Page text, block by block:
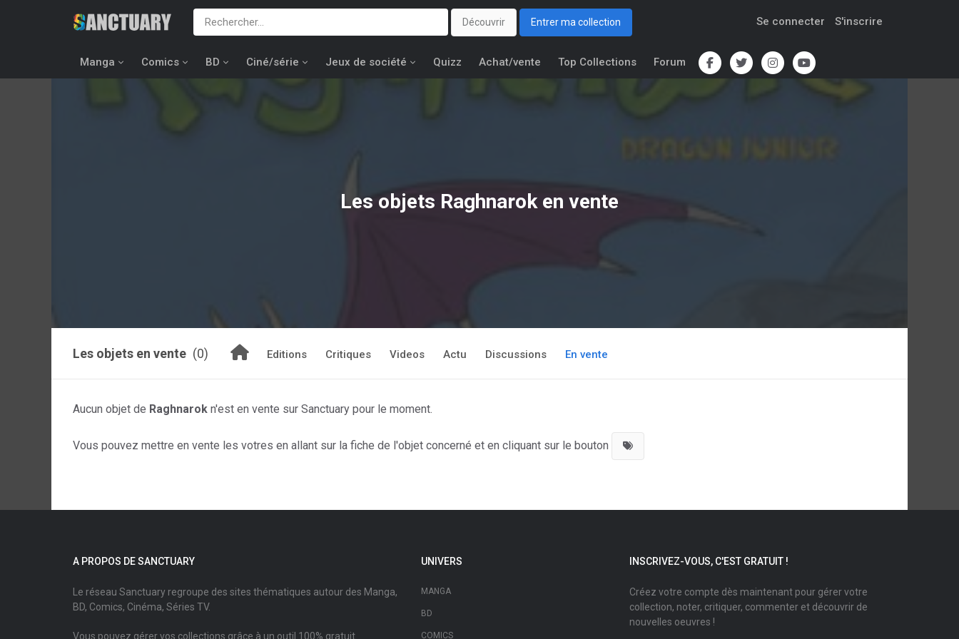
Découvrir Entrer ma collection Se connecter S'inscrire
Manga Comics BD Ciné/série Jeux de société Quizz Achat/vente Top Collections Forum
Les objets Raghnarok en vente
Les objets en vente (0) Editions Critiques Videos Actu Discussions En vente
Aucun objet de Raghnarok n'est en vente sur Sanctuary pour le moment.
Vous pouvez mettre en vente les votres en allant sur la fiche de l'objet concerné et en cliquant sur le bouton
A PROPOS DE SANCTUARY
Le réseau Sanctuary regroupe des sites thématiques autour des Manga,
BD, Comics, Cinéma, Séries TV.
Vous pouvez gérer vos collections grâce à un outil 100% gratuit.
UNIVERS
MANGA
BD
COMICS
INSCRIVEZ-VOUS, C'EST GRATUIT !
Créez votre compte dès maintenant pour gérer votre
collection, noter, critiquer, commenter et découvrir de
nouvelles oeuvres !